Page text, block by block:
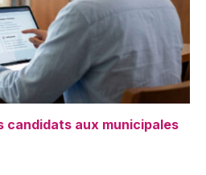
candidats aux municipales